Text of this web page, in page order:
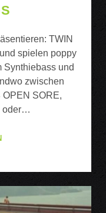
TWIN
spielen poppy
Synthiebass und
zwischen
SORE,
oder…